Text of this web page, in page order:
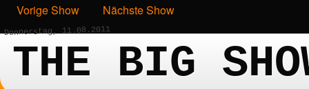
Vorige Show Nächste Show
Donnerstag, 11.08.2011
THE BIG